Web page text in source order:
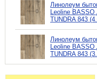
Линолеум
Leoline BASSO
TUNDRA 843
Линолеум
Leoline BASSO
TUNDRA 843